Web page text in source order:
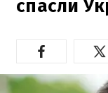
спасли